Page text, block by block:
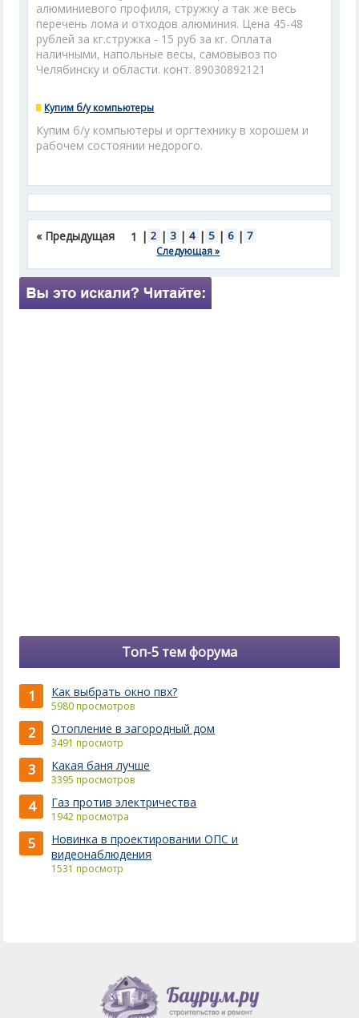
алюминиевого профиля, стружку а так же весь
перечень лома и отходов алюминия. Цена 45-48
рублей за кг.стружка - 15 руб за кг. Оплата
наличными, напольные весы, самовывоз по
Челябинску и области. конт. 89030892121
Купим б/у компьютеры
Купим б/у компьютеры и оргтехнику в хорошем и
рабочем состоянии недорого.
« Предыдущая 1 | 2 | 3 | 4 | 5 | 6 | 7
Следующая »
Топ-5 тем форума
1 Как выбрать окно пвх?
5980 просмотров
2 Отопление в загородный дом
3491 просмотр
3 Какая баня лучше
3395 просмотров
4 Газ против электричества
1942 просмотра
5
Новинка в проектировании ОПС и
видеонаблюдения
1531 просмотр